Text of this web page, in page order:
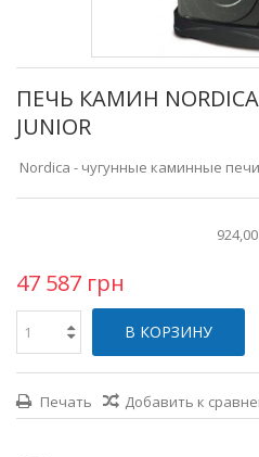
ПЕЧЬ КАМИН NORDICA
JUNIOR
Nordica - чугунные каминные печи
47 587 грн
В КОРЗИНУ
Печать Добавить к